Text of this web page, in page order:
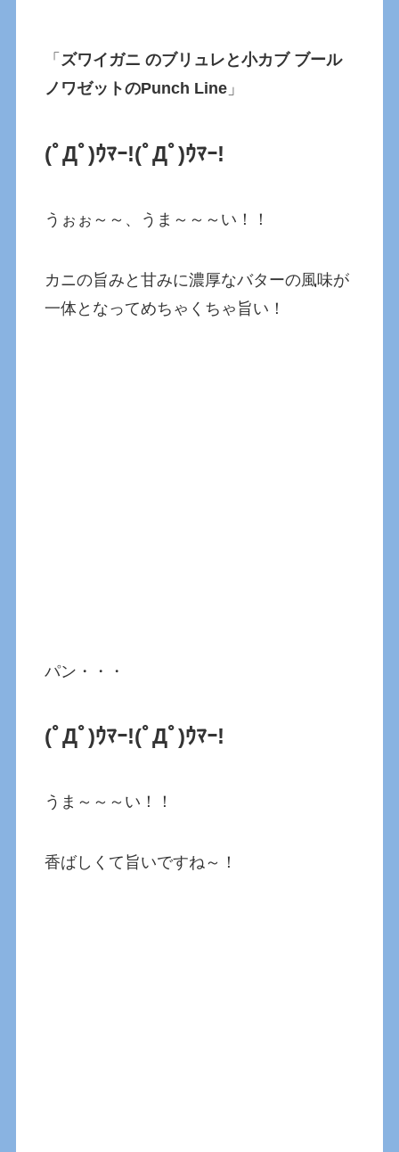
「 ズワイガニ のブリュレと小カブ ブール
ノワゼットのPunch Line 」
(ﾟДﾟ)ｳﾏｰ!(ﾟДﾟ)ｳﾏｰ!
うぉぉ～～、うま～～～い！！
カニの旨みと甘みに濃厚なバターの風味が
一体となってめちゃくちゃ旨い！
パン・・・
(ﾟДﾟ)ｳﾏｰ!(ﾟДﾟ)ｳﾏｰ!
うま～～～い！！
香ばしくて旨いですね～！